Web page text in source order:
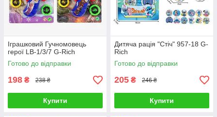
Іграшковий Гучномовець
герої LB-1/3/7 G-Rich
Готово до відправки
198 ₴ 238 ₴
Купити
Дитяча рація "Стіч" 957-18 G-
Rich
Готово до відправки
205 ₴ 246 ₴
Купити